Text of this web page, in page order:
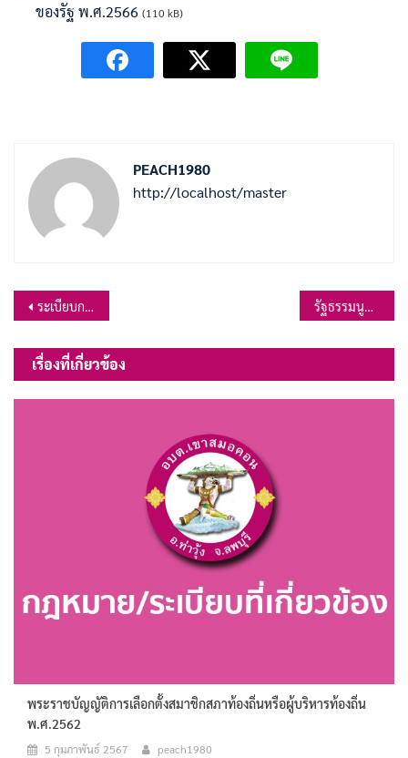
ของรัฐ พ.ศ.2566 (110 kB)
PEACH1980
http://localhost/master
แนะแนว
เรื่อง
ระเบียบกระทรวงมหาดไทย ว่าด้วยวิธีการงบประมาณขององค์กรปกครองส่วนท้องถิ่น พ.ศ.2563 รัฐธรรมนูญแห่งราชอาณาจักรไทย พ.ศ.2560
เรื่องที่เกี่ยวข้อง
พระราชบัญญัติการเลือกตั้งสมาชิกสภาท้องถิ่นหรือผู้บริหารท้องถิ่น
พ.ศ.2562
5 กุมภาพันธ์ 2567 peach1980